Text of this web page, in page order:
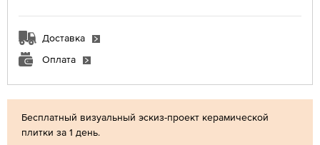
Бесплатный визуальный эскиз-проект керамической
плитки за 1 день.
Доставка
Оплата